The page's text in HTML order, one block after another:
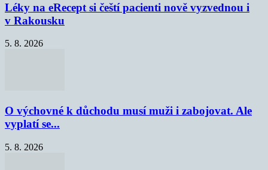
Léky na eRecept si čeští pacienti nově vyzvednou i
v Rakousku
5. 8. 2026
O výchovné k důchodu musí muži i zabojovat. Ale
vyplatí se...
5. 8. 2026